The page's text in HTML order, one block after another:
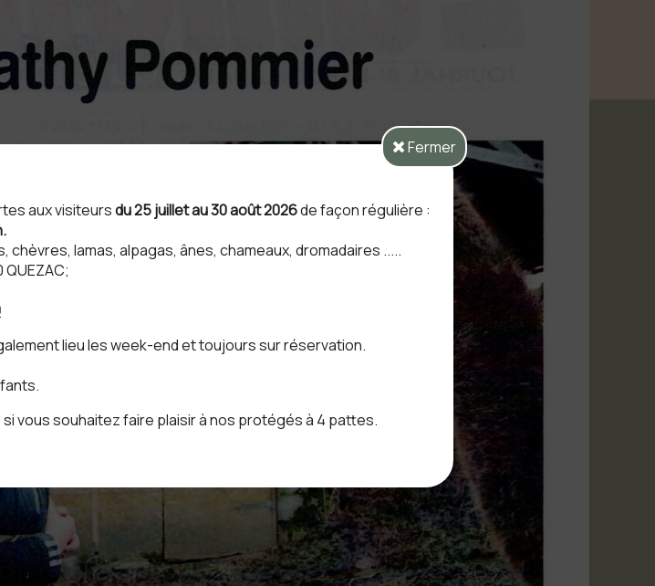
Fermer
aux visiteursdu 25 juillet au 30 août 2026de façon régulière :
lamas, alpagas, ânes, chameaux, dromadaires .....
lieu les week-end et toujours sur réservation.
vous souhaitez faire plaisir à nos protégés à 4 pattes.